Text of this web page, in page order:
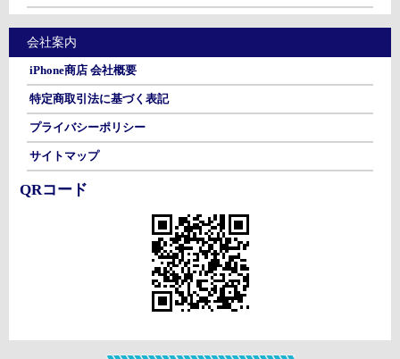
会社案内
iPhone商店 会社概要
特定商取引法に基づく表記
プライバシーポリシー
サイトマップ
QRコード